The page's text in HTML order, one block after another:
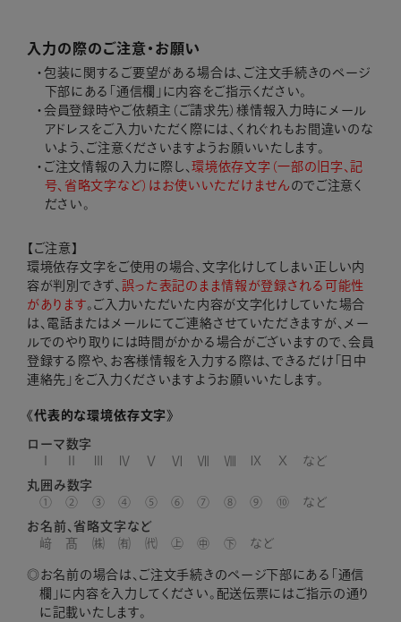
入力の際のご注意・お願い
包装に関するご要望がある場合は、ご注文手続きのページ
下部にある「通信欄」に内容をご指示ください。
会員登録時やご依頼主（ご請求先）様情報入力時にメール
アドレスをご入力いただく際には、くれぐれもお間違いのな
いよう、ご注意くださいますようお願いいたします。
ご注文情報の入力に際し、環境依存文字（一部の旧字、記
号、省略文字など）はお使いいただけません のでご注意く
ださい。
【ご注意】
環境依存文字をご使用の場合、文字化けしてしまい正しい内
容が判別できず、 誤った表記のまま情報が登録される可能性
があります。ご入力いただいた内容が文字化けしていた場合
は、電話またはメールにてご連絡させていただきますが、メー
ルでのやり取りには時間がかかる場合がございますので、会員
登録する際や、お客様情報を入力する際は、できるだけ「日中
連絡先」をご入力くださいますようお願いいたします。
《代表的な環境依存文字》
ローマ数字
Ⅰ Ⅱ Ⅲ Ⅳ Ⅴ Ⅵ Ⅶ Ⅷ Ⅸ Ⅹ など
丸囲み数字
① ② ③ ④ ⑤ ⑥ ⑦ ⑧ ⑨ ⑩ など
お名前、省略文字など
﨑 髙 ㈱ ㈲ ㈹ ㊤ ㊥ ㊦ など
お名前の場合は、ご注文手続きのページ下部にある「通信
欄」に内容を入力してください。配送伝票にはご指示の通り
に記載いたします。